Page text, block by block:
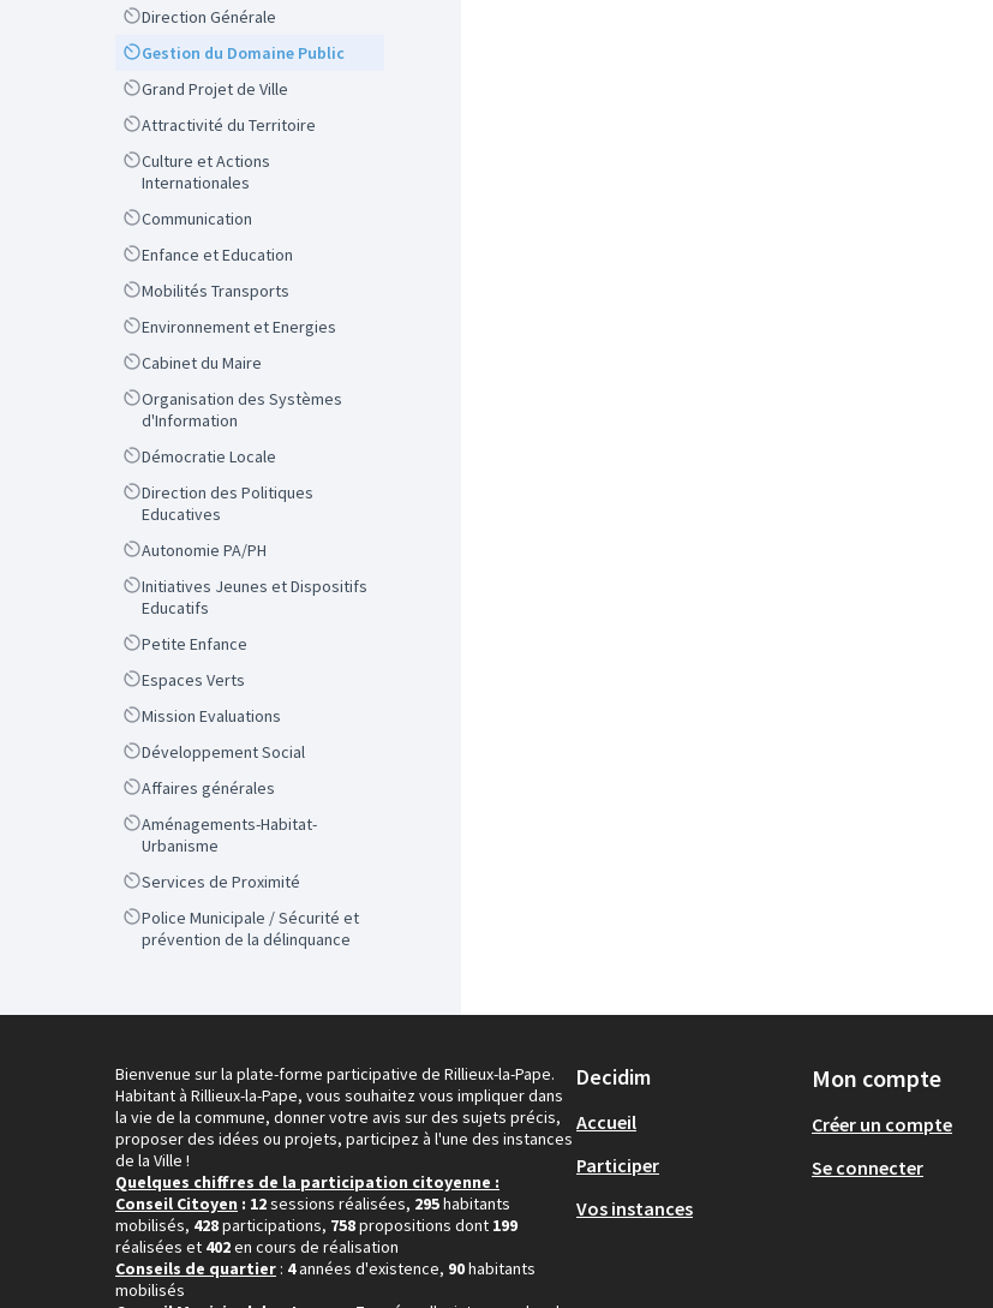
ScopeDirection Générale
ScopeGestion du Domaine Public
ScopeGrand Projet de Ville
ScopeAttractivité du Territoire
Scope
Culture et Actions
Internationales
ScopeCommunication
ScopeEnfance et Education
ScopeMobilités Transports
ScopeEnvironnement et Energies
ScopeCabinet du Maire
Scope
Organisation des Systèmes
d'Information
ScopeDémocratie Locale
Scope
Direction des Politiques
Educatives
ScopeAutonomie PA/PH
Scope
Initiatives Jeunes et Dispositifs
Educatifs
ScopePetite Enfance
ScopeEspaces Verts
ScopeMission Evaluations
ScopeDéveloppement Social
ScopeAffaires générales
Scope
Aménagements-Habitat-
Urbanisme
ScopeServices de Proximité
Scope
Police Municipale / Sécurité et
prévention de la délinquance
Bienvenue sur la plate-forme participative de Rillieux-la-Pape.
Habitant à Rillieux-la-Pape, vous souhaitez vous impliquer dans
la vie de la commune, donner votre avis sur des sujets précis,
proposer des idées ou projets, participez à l'une des instances
de la Ville !
Quelques chiffres de la participation citoyenne :
Conseil Citoyen : 12sessions réalisées, 295habitants
mobilisés, 428participations, 758propositions dont 199
réalisées et 402en cours de réalisation
Conseils de quartier : 4années d'existence, 90habitants
mobilisés
Decidim
Accueil
Participer
Vos instances
Mon compte
Créer un compte
Se connecter